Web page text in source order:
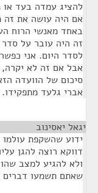
להציג עמדה בעד או
אם היה עושה את זה
באחד מאנשי הרוח
זה היה עובר על סדר
לסדר היום. אני
אבל אם זה לא
סיכום של הוועדה
אברי גלעד מתפקידו.
יגאל יאסינוב
ידוע שהשקפת עולמו
דווקא רוצה להגן
ולא להגיע למצב
שאתם תשמעו דברים